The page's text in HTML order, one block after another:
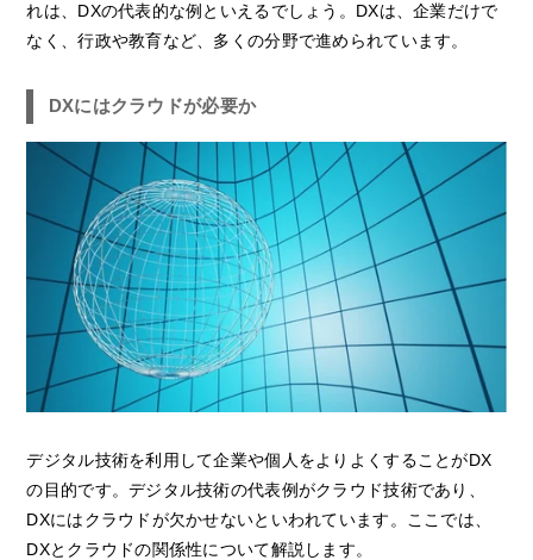
れは、DXの代表的な例といえるでしょう。DXは、企業だけで
なく、行政や教育など、多くの分野で進められています。
DXにはクラウドが必要か
デジタル技術を利用して企業や個人をよりよくすることがDX
の目的です。デジタル技術の代表例がクラウド技術であり、
DXにはクラウドが欠かせないといわれています。ここでは、
DXとクラウドの関係性について解説します。